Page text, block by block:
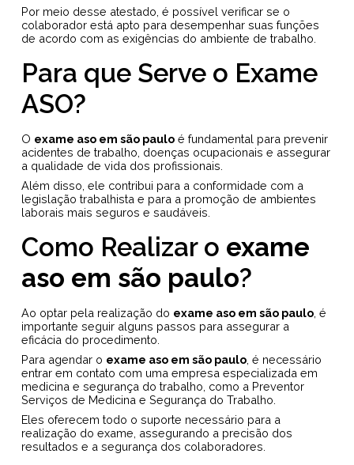
Por meio desse atestado, é possível verificar se o
colaborador está apto para desempenhar suas funções
de acordo com as exigências do ambiente de trabalho.
Para que Serve o Exame
ASO?
O exame aso em são paulo é fundamental para prevenir
acidentes de trabalho, doenças ocupacionais e assegurar
a qualidade de vida dos profissionais.
Além disso, ele contribui para a conformidade com a
legislação trabalhista e para a promoção de ambientes
laborais mais seguros e saudáveis.
Como Realizar o exame
aso em são paulo?
Ao optar pela realização do exame aso em são paulo, é
importante seguir alguns passos para assegurar a
eficácia do procedimento.
Para agendar o exame aso em são paulo, é necessário
entrar em contato com uma empresa especializada em
medicina e segurança do trabalho, como a Preventor
Serviços de Medicina e Segurança do Trabalho.
Eles oferecem todo o suporte necessário para a
realização do exame, assegurando a precisão dos
resultados e a segurança dos colaboradores.